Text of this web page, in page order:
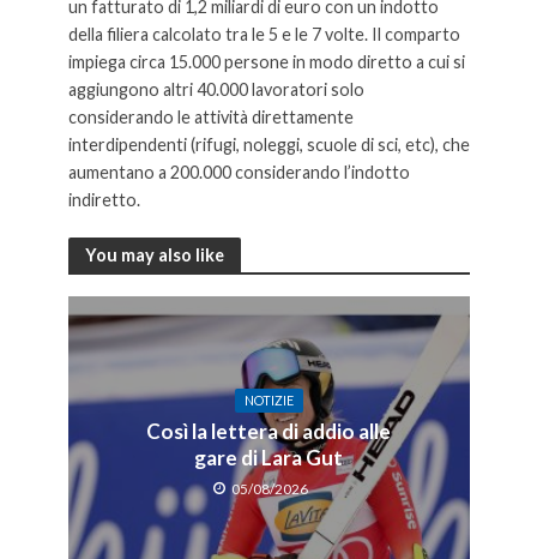
un fatturato di 1,2 miliardi di euro con un indotto
della filiera calcolato tra le 5 e le 7 volte. Il comparto
impiega circa 15.000 persone in modo diretto a cui si
aggiungono altri 40.000 lavoratori solo
considerando le attività direttamente
interdipendenti (rifugi, noleggi, scuole di sci, etc), che
aumentano a 200.000 considerando l’indotto
indiretto.
You may also like
NOTIZIE
Così la lettera di addio alle
gare di Lara Gut
05/08/2026